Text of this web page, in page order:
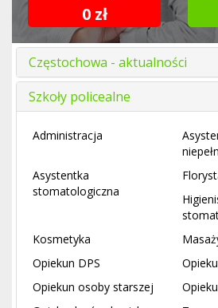
0 zł
Częstochowa - aktualności
Szkoły policealne
Administracja
Asystentka
stomatologiczna
Kosmetyka
Opiekun DPS
Opiekun osoby starszej